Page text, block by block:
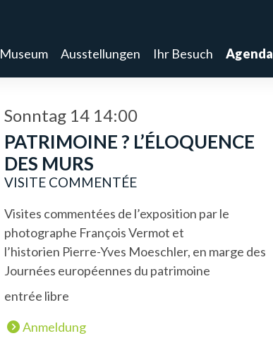
Museum Ausstellungen Ihr Besuch Agenda
Sonntag 14 14:00
PATRIMOINE ? L’ÉLOQUENCE
DES MURS
VISITE COMMENTÉE
Visites commentées de l’exposition par le
photographe François Vermot et
l’historien Pierre-Yves Moeschler, en marge des
Journées européennes du patrimoine
entrée libre
Anmeldung